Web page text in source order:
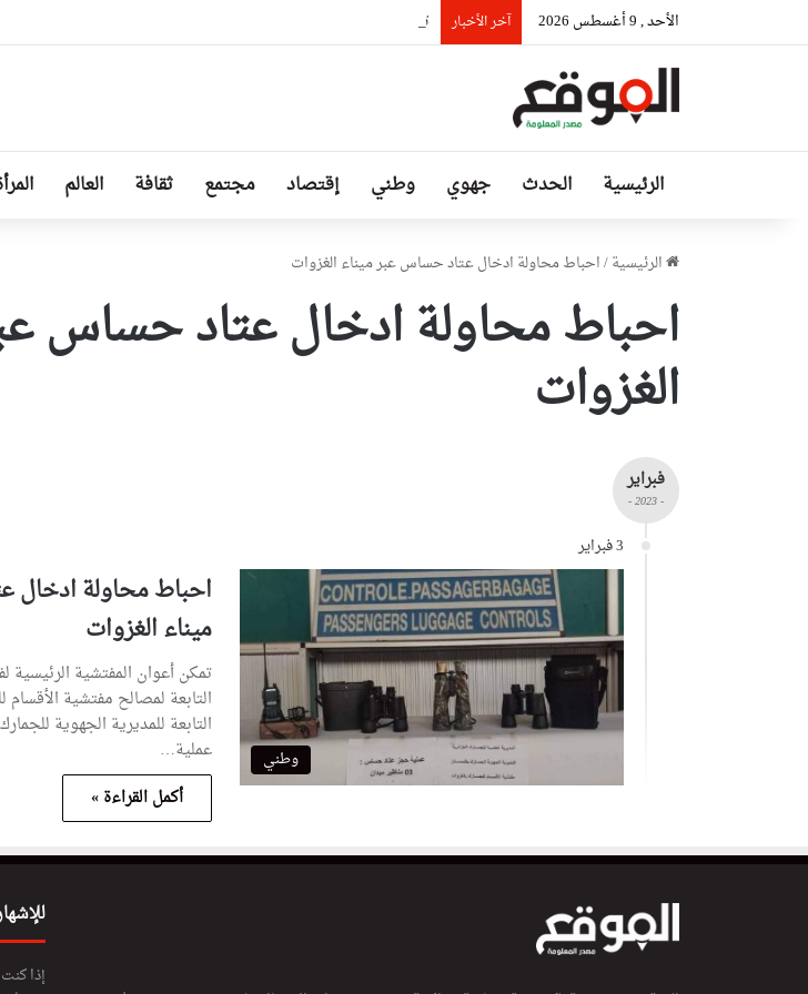
الأحد , 9 أغسطس 2026 آخر الأخبار تواصل أشغال تطوير وصيانة شبكة الطرق عبر 13 ولاية ضمن برنامج 2026
الرئيسية الحدث جهوي وطني إقتصاد مجتمع ثقافة العالم
الرئيسية/احباط محاولة ادخال عتاد حساس عبر ميناء الغزوات
احباط محاولة ادخال عتاد حساس
الغزوات
فبراير
- 2023 -
3 فبراير
وطني
احباط محاولة ادخال
ميناء الغزوات
تمكن أعوان المفتشية
التابعة لمصالح مفتشية الأقسام
التابعة للمديرية الجهوية
عملية…
أكمل القراءة »
إذا